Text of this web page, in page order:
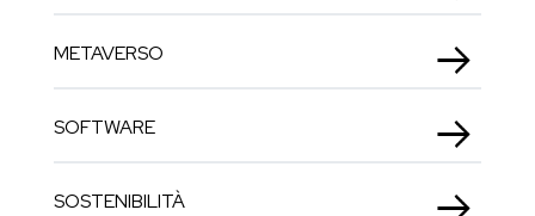
METAVERSO
SOFTWARE
SOSTENIBILITÀ